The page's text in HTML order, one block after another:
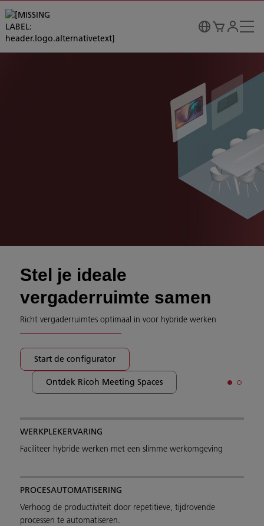
Stel je ideale
vergaderruimte samen
Richt vergaderruimtes optimaal in voor hybride werken
Start de configurator
Ontdek Ricoh Meeting Spaces
WERKPLEKERVARING
Faciliteer hybride werken met een slimme werkomgeving
PROCESAUTOMATISERING
Verhoog de productiviteit door repetitieve, tijdrovende
processen te automatiseren.